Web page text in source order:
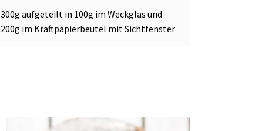
300g aufgeteilt in 100g im Weckglas und
200g im Kraftpapierbeutel mit Sichtfenster